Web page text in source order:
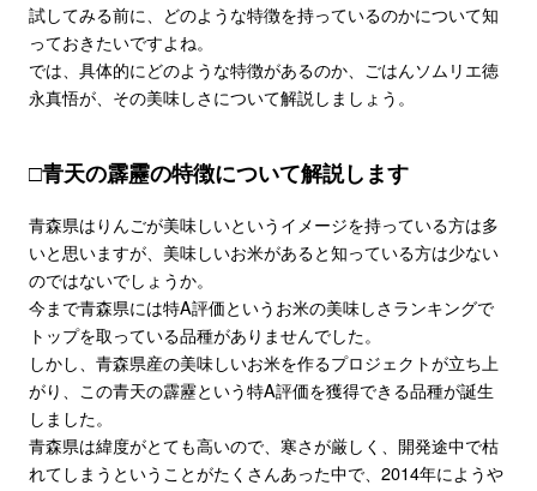
試してみる前に、どのような特徴を持っているのかについて知
っておきたいですよね。
では、具体的にどのような特徴があるのか、ごはんソムリエ徳
永真悟が、その美味しさについて解説しましょう。
□青天の霹靂の特徴について解説します
青森県はりんごが美味しいというイメージを持っている方は多
いと思いますが、美味しいお米があると知っている方は少ない
のではないでしょうか。
今まで青森県には特A評価というお米の美味しさランキングで
トップを取っている品種がありませんでした。
しかし、青森県産の美味しいお米を作るプロジェクトが立ち上
がり、この青天の霹靂という特A評価を獲得できる品種が誕生
しました。
青森県は緯度がとても高いので、寒さが厳しく、開発途中で枯
れてしまうということがたくさんあった中で、2014年にようや